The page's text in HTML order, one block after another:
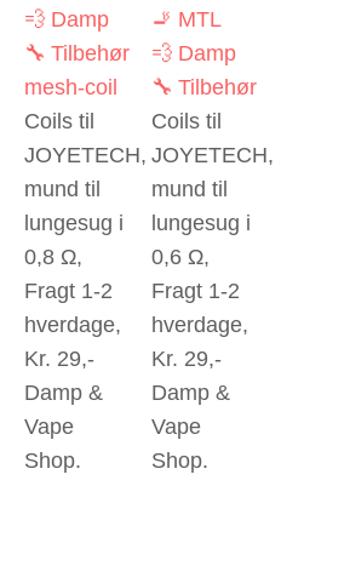
💨 Damp
🔧 Tilbehør
mesh-coil
Coils til
JOYETECH,
mund til
lungesug i
0,8 Ω,
Fragt 1-2
hverdage,
Kr. 29,-
Damp &
Vape
Shop.
🚬 MTL
💨 Damp
🔧 Tilbehør
Coils til
JOYETECH,
mund til
lungesug i
0,6 Ω,
Fragt 1-2
hverdage,
Kr. 29,-
Damp &
Vape
Shop.